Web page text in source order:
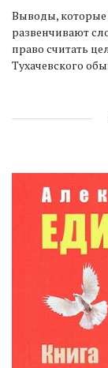
Выводы, которые
развенчивают
право считать
Тухачевского